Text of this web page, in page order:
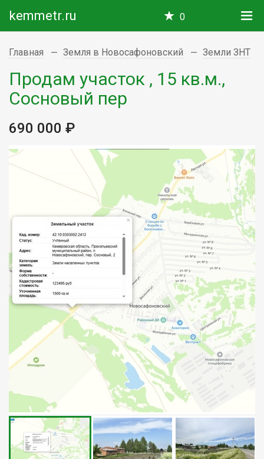
kemmetr.ru 0
Главная Земля в Новосафоновский Земли ЗНТ
Продам участок , 15 кв.м.,
Сосновый пер
690 000 ₽